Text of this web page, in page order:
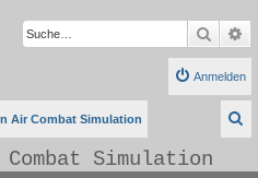
Suche
Anmelden
Air Combat Simulation
c
Simulation